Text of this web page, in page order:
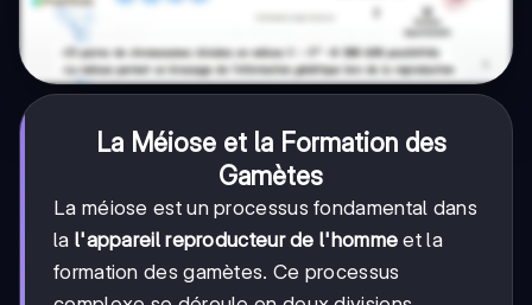
La Méiose et la Formation des
Gamètes
La méiose est un processus fondamental dans
la l'appareil reproducteur de l'homme et la
formation des gamètes. Ce processus